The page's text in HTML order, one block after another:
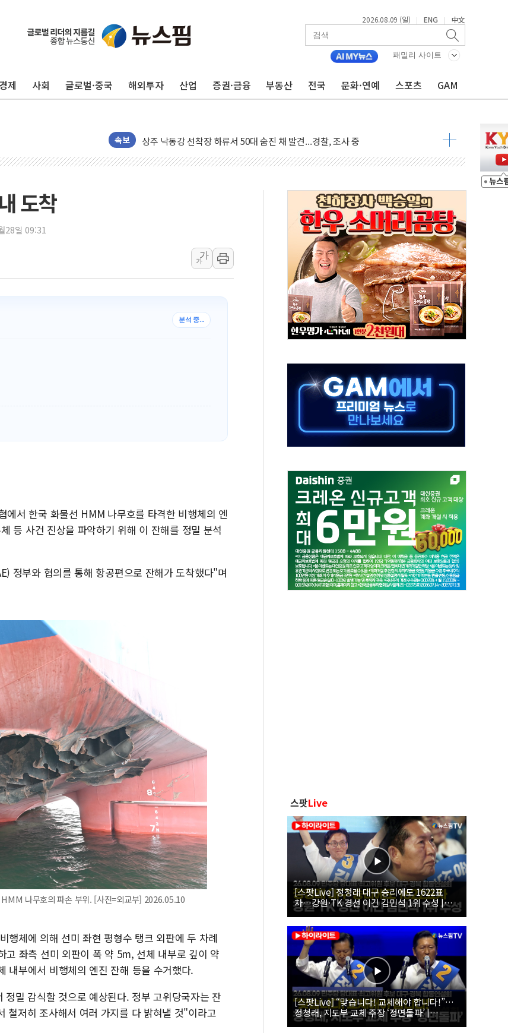
2026.08.09 (일) | ENG | 中文
패밀리 사이트
경제 사회 글로벌·중국 해외투자 산업 증권·금융 부동산 전국 문화·연예 스포츠 GAM
속보
평택 진위면 공장서 질식사고 발생…작업자 1명 숨져
상주 낙동강 선착장 하류서 50대 숨진 채 발견...경찰, 조사 중
[종합] 김민석, 정청래에 누적 '1.48%p' 차 선두 유지...金 46.01% vs 鄭 44.53%
인천서 말다툼 중 어머니 살해 10대 구속…범행 후 반려견도 죽여
김민석, 강원·대구·경북 경선서 정청래에 승리…金 48.54% vs 鄭 44.40%
[속보] 민주, 강원·대구·경북 경선 결과...김민석 48.54% 정청래 44.40%
[속보] 민주, 경북 경선 결과 발표...김민석 47.37% 정청래 45.71% 송영길 6.92%
[속보] 민주, 대구 경선 결과 발표...정청래 47.82% 김민석 46.35% 송영길 5.83%
[속보] 민주, 강원 경선 결과 발표...김민석 50.30% 정청래 41.94% 송영길 7.76%
정재헌 CEO, SKT 장기고객 400명 맞이…"마음 잇는 시간 되길"
최태원, 노소영에 9440억 지급 확정되나…재상고 앞두고 막판 셈법
하나금융, 명동 소상공인에 '행복상자' 전달
병무청, 보충역 전면 손질… 예술·체육요원 최대 33% 감축
홈플러스發 대형마트 판매, 역대 최대폭 감소한 9.4%↓…유통업계 양극화 심화
윤준병·이해민 의원, '정부 특사'로 콜롬비아 대통령 취임식 참석
'호우·산사태 주의보' 울진 시간당 30mm 강한 비...호우 피해 없어
여야, 황희 '버스 하우스' 공방…野 "청년 우롱 기괴" vs 與 "송구한 해프닝"
도착
28일 09:31
가
가
분석 중...
서 한국 화물선 HMM 나무호를 타격한 비행체의 엔
등 사건 진상을 파악하기 위해 이 잔해를 정밀 분석
정부와 협의를 통해 항공편으로 잔해가 도착했다"며
나무호의 파손 부위. [사진=외교부] 2026.05.10
행체에 의해 선미 좌현 평형수 탱크 외판에 두 차례
고 좌측 선미 외판이 폭 약 5m, 선체 내부로 깊이 약
내부에서 비행체의 엔진 잔해 등을 수거했다.
밀 감식할 것으로 예상된다. 정부 고위당국자는 잔
철저히 조사해서 여러 가지를 다 밝혀낼 것"이라고
스팟Live
[스팟Live] 정청래 대구 승리에도 1622표
차…강원·TK 경선 이긴 김민석 1위 수성 |
26.08.09 더불어민주당 당대표·최고위원 후
보 대구·경북 합동연설회
[스팟Live] “맞습니다! 교체해야 합니다!”…
정청래, 지도부 교체 주장 ‘정면돌파’ |
26.08.09 더불어민주당 당대표·최고위원 후